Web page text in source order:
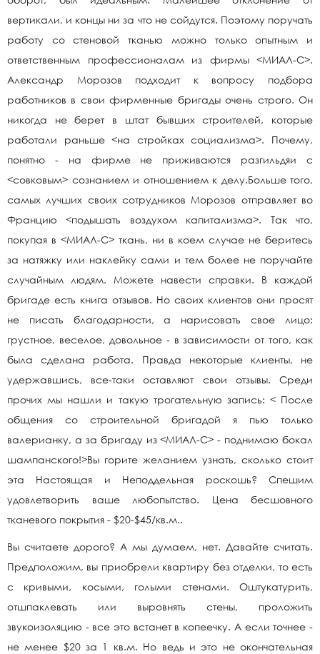
вертикали, и концы ни за что не сойдутся. Поэтому поручать
работу со стеновой тканью можно только опытным и
ответственным профессионалам из фирмы <МИАЛ-С>.
Александр Морозов подходит к вопросу подбора
работников в свои фирменные бригады очень строго. Он
никогда не берет в штат бывших строителей, которые
работали раньше <на стройках социализма>. Почему,
понятно - на фирме не приживаются разгильдяи с
<совковым> сознанием и отношением к делу.Больше того,
самых лучших своих сотрудников Морозов отправляет во
Францию <подышать воздухом капитализма>. Так что,
покупая в <МИАЛ-С> ткань, ни в коем случае не беритесь
за натяжку или наклейку сами и тем более не поручайте
случайным людям. Можете навести справки. В каждой
бригаде есть книга отзывов. Но своих клиентов они просят
не писать благодарности, а нарисовать свое лицо:
грустное, веселое, довольное - в зависимости от того, как
была сделана работа. Правда некоторые клиенты, не
удержавшись, все-таки оставляют свои отзывы. Среди
прочих мы нашли и такую трогательную запись: < После
общения со строительной бригадой я пью только
валерианку, а за бригаду из <МИАЛ-С> - поднимаю бокал
шампанского!>Вы горите желанием узнать, сколько стоит
эта Настоящая и Неподдельная роскошь? Спешим
удовлетворить ваше любопытство. Цена бесшовного
тканевого покрытия - $20-$45/кв.м..
Вы считаете дорого? А мы думаем, нет. Давайте считать.
Предположим, вы приобрели квартиру без отделки, то есть
с кривыми, косыми, голыми стенами. Оштукатурить,
отшпаклевать или выровнять стены, проложить
звукоизоляцию - все это встанет в копеечку. А если точнее -
не менее $20 за 1 кв.м. Но ведь и это не окончательная